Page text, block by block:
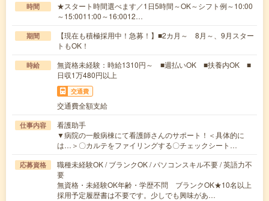
時間
★スタート時間選べます／1日5時間～OK～シフト例～10:00
～15:0011:00～16:0012…
期間
【現在も積極採用中！急募！】■2カ月～ 8月～、9月スター
トもOK！
時給
無資格未経験：時給1310円～ ■週払いOK ■扶養内OK ■
日収1万480円以上
交通費
交通費全額支給
仕事内容
看護助手
▼病院の一般病棟にて看護師さんのサポート！＜具体的に
は…＞〇カルテをファイリングする〇チェックシート…
応募資格
職種未経験OK / ブランクOK / パソコンスキル不要 / 英語力不
要
無資格・未経験OK年齢・学歴不問 ブランクOK★10名以上
採用予定履歴書は不要です。少しでも興味があ…